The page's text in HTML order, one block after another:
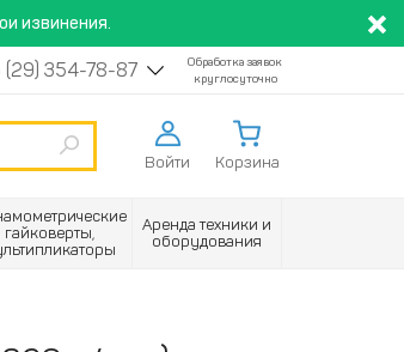
извинения.
(29) 354-78-87
Обработка заявок
круглосуточно
Войти Корзина
гайковерты,
Аренда техники и
оборудования